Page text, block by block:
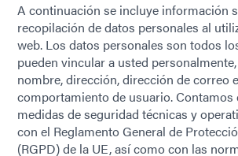
A continuación se incluye información
recopilación de datos personales al
web. Los datos personales son todos
pueden vincular a usted
nombre, dirección, dirección de correo
comportamiento de usuario. Contamos
medidas de seguridad técnicas y
con el Reglamento General de
(RGPD) de la UE, así como con las